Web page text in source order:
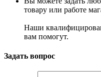
товару или работе
Наши
вам помогут.
Задать вопрос